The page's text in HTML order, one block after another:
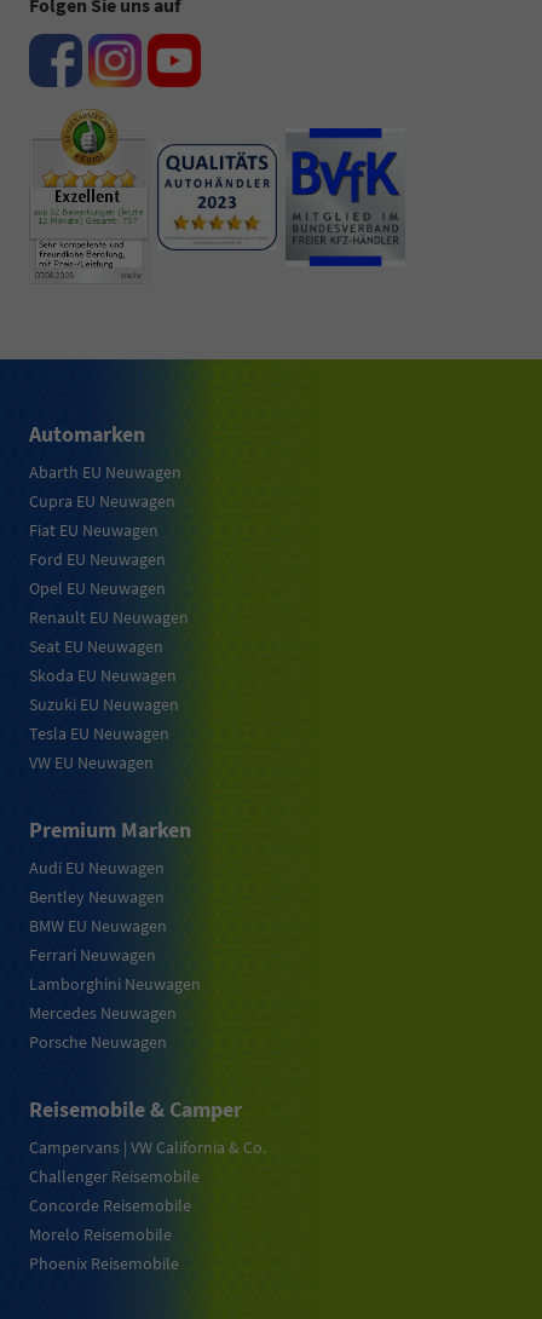
Folgen Sie uns auf
Automarken
Abarth EU Neuwagen
Cupra EU Neuwagen
Fiat EU Neuwagen
Ford EU Neuwagen
Opel EU Neuwagen
Renault EU Neuwagen
Seat EU Neuwagen
Skoda EU Neuwagen
Suzuki EU Neuwagen
Tesla EU Neuwagen
VW EU Neuwagen
Premium Marken
Audi EU Neuwagen
Bentley Neuwagen
BMW EU Neuwagen
Ferrari Neuwagen
Lamborghini Neuwagen
Mercedes Neuwagen
Porsche Neuwagen
Reisemobile & Camper
Campervans | VW California & Co.
Challenger Reisemobile
Concorde Reisemobile
Morelo Reisemobile
Phoenix Reisemobile